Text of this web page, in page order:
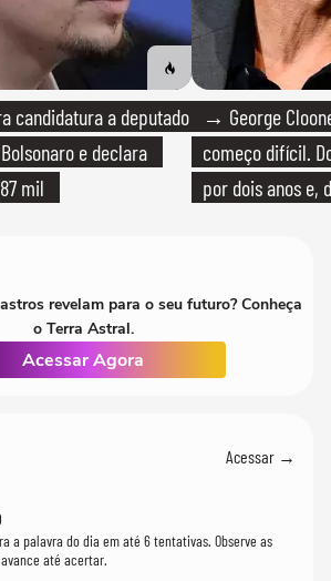
candidatura a deputado
e declara
mil
→ George
começo difícil.
por dois anos e,
revelam para o seu futuro? Conheça
o Terra Astral.
Acessar Agora
Acessar →
a palavra do dia em até 6 tentativas. Observe as
até acertar.